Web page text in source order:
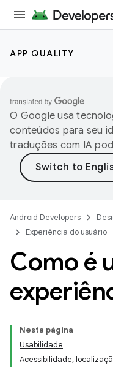
APP QUALITY
O Google usa
conteúdos para seu
traduções com IA
Android Developers
Experiência do usuário
Como é
Nesta página
Usabilidade
Acessibilidade,